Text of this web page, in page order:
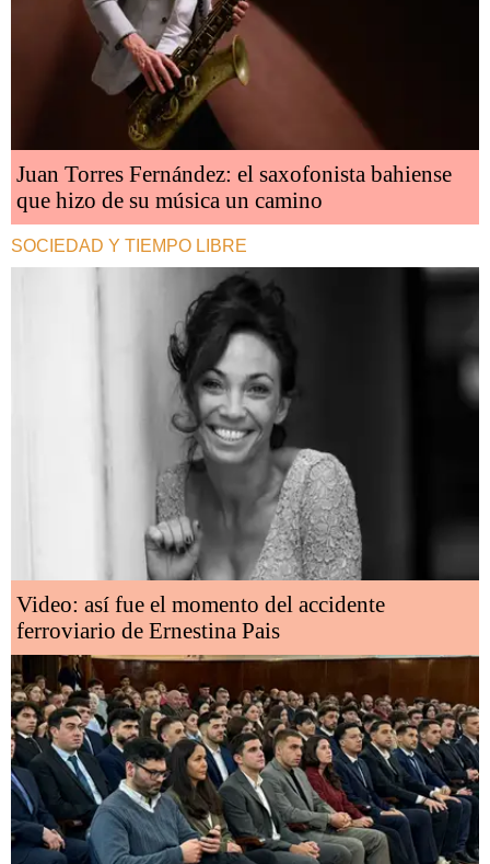
Juan Torres Fernández: el saxofonista bahiense
que hizo de su música un camino
SOCIEDAD Y TIEMPO LIBRE
Video: así fue el momento del accidente
ferroviario de Ernestina Pais